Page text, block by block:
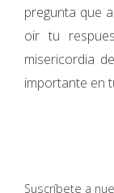
pregunta que
oir tu
misericordia
importante en
Suscríbete a